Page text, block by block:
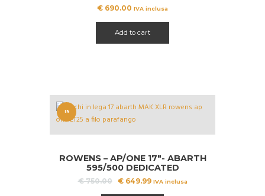
€ 690.00 IVA inclusa
Add to cart
IN
ROWENS – AP/ONE 17″- ABARTH
595/500 DEDICATED
€750.00
Il
€649.99IlIVA inclusa